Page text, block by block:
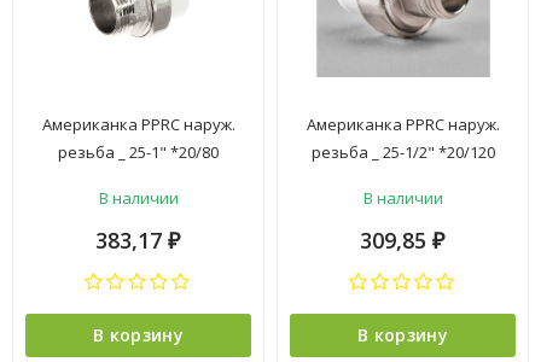
Американка PPRC наруж.
резьба _ 25-1" *20/80
В наличии
383,17 ₽
В корзину
Американка PPRC наруж.
резьба _ 25-1/2" *20/120
В наличии
309,85 ₽
В корзину